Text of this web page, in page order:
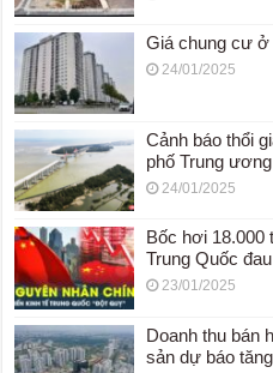
Giá chung cư ở
24/01/2025
Cảnh báo thổi
phố Trung ương
24/01/2025
Bốc hơi 18.000
Trung Quốc
23/01/2025
Doanh thu bán
sản dự báo